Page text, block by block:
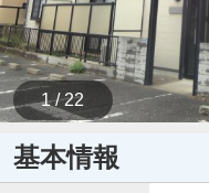
1 / 22
基本情報